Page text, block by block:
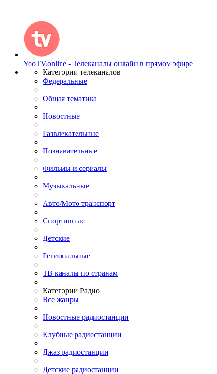
YooTV.online - Телеканалы онлайн в прямом эфире
Категории телеканалов
Федеральные
Общая тематика
Новостные
Развлекательные
Познавательные
Фильмы и сериалы
Музыкальные
Авто/Мото транспорт
Спортивные
Детские
Региональные
ТВ каналы по странам
Категории Радио
Все жанры
Новостные радиостанции
Клубные радиостанции
Джаз радиостанции
Детские радиостанции